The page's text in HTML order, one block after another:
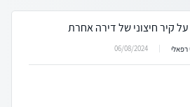
קיר חיצוני של דירה אחרת
רפאלי 06/08/2024